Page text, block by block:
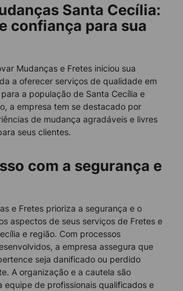
Santa Cecília:
confiança para sua
Mudanças e Fretes iniciou sua
a oferecer serviços de qualidade em
a população de Santa Cecília e
a empresa tem se destacado por
de mudança agradáveis e livres
seus clientes.
com a segurança e
e Fretes prioriza a segurança e o
aspectos de seus serviços de Fretes e
e região. Com processos
a empresa assegura que
seja danificado ou perdido
A organização e a cautela são
equipe de profissionais qualificados e